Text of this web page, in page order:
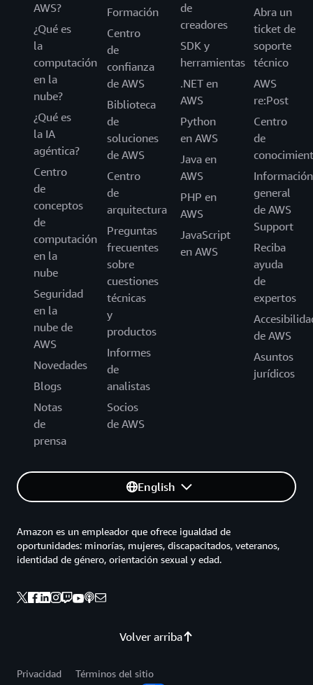
AWS?
¿Qué es
la
computación
en la
nube?
¿Qué es
la IA
agéntica?
Centro
de
conceptos
de
computación
en la
nube
Seguridad
en la
nube de
AWS
Novedades
Blogs
Notas
de
prensa
Formación
Centro
de
confianza
de AWS
Biblioteca
de
soluciones
de AWS
Centro
de
arquitectura
Preguntas
frecuentes
sobre
cuestiones
técnicas
y
productos
Informes
de
analistas
Socios
de AWS
de
creadores
SDK y
herramientas
.NET en
AWS
Python
en AWS
Java en
AWS
PHP en
AWS
JavaScript
en AWS
Abra un
ticket de
soporte
técnico
AWS
re:Post
Centro
de
Información
general
de AWS
Support
Reciba
ayuda
de
expertos
de AWS
Asuntos
jurídicos
English
Volver arriba
Amazon es un empleador que ofrece igualdad de
oportunidades: minorías, mujeres, discapacitados, veteranos,
identidad de género, orientación sexual y edad.
Privacidad
Términos del sitio